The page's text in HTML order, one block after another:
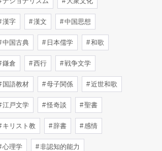
漢字 漢文 中国思想
中国古典 日本儒学 和歌
鎌倉 西行 戦争文学
国語教材 母子関係 近世和歌
江戸文学 怪奇談 聖書
キリスト教 辞書 感情
心理学 非認知的能力